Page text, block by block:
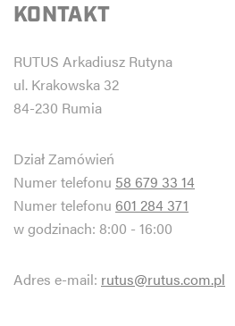
KONTAKT
RUTUS Arkadiusz Rutyna
ul. Krakowska 32
84-230 Rumia
Dział Zamówień
Numer telefonu 58 679 33 14
Numer telefonu 601 284 371
w godzinach: 8:00 - 16:00
Adres e-mail: rutus@rutus.com.pl